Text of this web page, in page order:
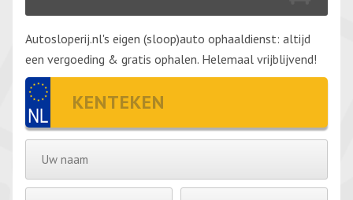
Autosloperij.nl's eigen (sloop)auto ophaaldienst: altijd
een vergoeding & gratis ophalen. Helemaal vrijblijvend!